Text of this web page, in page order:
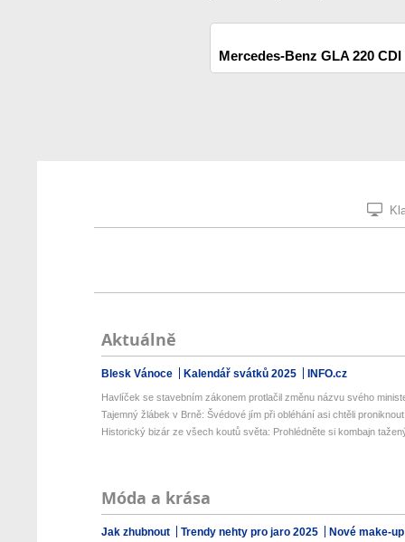
Mercedes-Benz GLA 220
Aktuálně
Blesk Vánoce Kalendář svátků 2025 INFO.cz
Havlíček se stavebním zákonem protlačil změnu názvu svého
Tajemný žlábek v Brně: Švédové jím při obléhání asi chtěli
Historický bizár ze všech koutů světa: Prohlédněte si kombajn
Móda a krása
Jak zhubnout Trendy nehty pro jaro 2025 Nové make-